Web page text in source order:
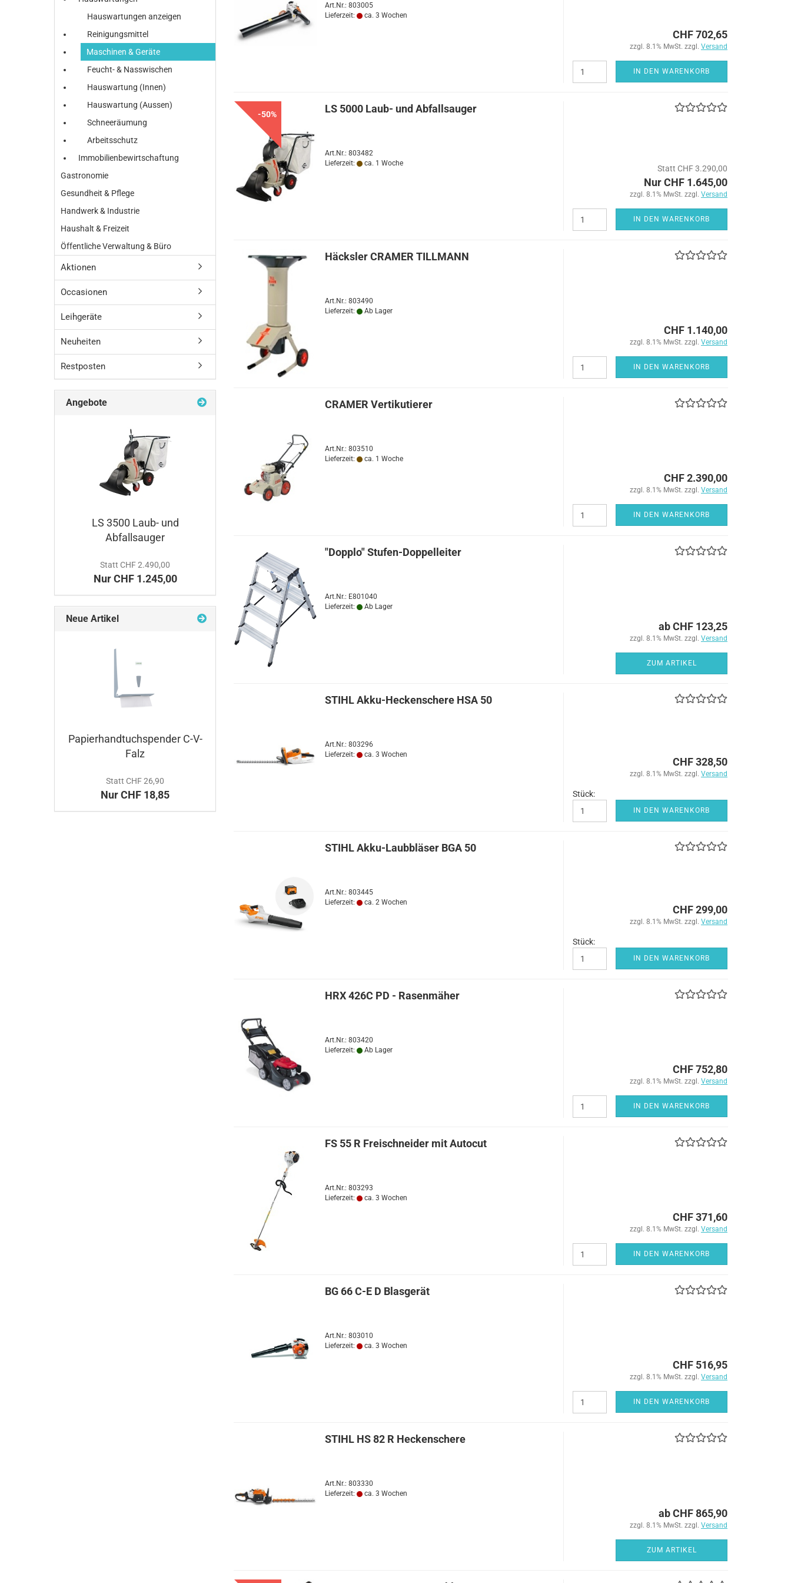
Art.Nr.: 803005
Lieferzeit:
ca. 3 Wochen
CHF 702,65
zzgl. 8.1% MwSt. zzgl. Versand
IN DEN WARENKORB
-50% LS 5000 Laub- und Abfallsauger
Art.Nr.: 803482
Lieferzeit:
ca. 1 Woche
Statt CHF 3.290,00
Nur CHF 1.645,00
zzgl. 8.1% MwSt. zzgl. Versand
IN DEN WARENKORB
Häcksler CRAMER TILLMANN
Art.Nr.: 803490
Lieferzeit:
Ab Lager
CHF 1.140,00
zzgl. 8.1% MwSt. zzgl. Versand
IN DEN WARENKORB
CRAMER Vertikutierer
Art.Nr.: 803510
Lieferzeit:
ca. 1 Woche
CHF 2.390,00
zzgl. 8.1% MwSt. zzgl. Versand
IN DEN WARENKORB
"Dopplo" Stufen-Doppelleiter
Art.Nr.: E801040
Lieferzeit:
Ab Lager
ab CHF 123,25
zzgl. 8.1% MwSt. zzgl. Versand
ZUM ARTIKEL
STIHL Akku-Heckenschere HSA 50
Art.Nr.: 803296
Lieferzeit:
ca. 3 Wochen
CHF 328,50
zzgl. 8.1% MwSt. zzgl. Versand
Stück:
IN DEN WARENKORB
STIHL Akku-Laubbläser BGA 50
Art.Nr.: 803445
Lieferzeit:
ca. 2 Wochen
CHF 299,00
zzgl. 8.1% MwSt. zzgl. Versand
Stück:
IN DEN WARENKORB
HRX 426C PD - Rasenmäher
Art.Nr.: 803420
Lieferzeit:
Ab Lager
CHF 752,80
zzgl. 8.1% MwSt. zzgl. Versand
IN DEN WARENKORB
FS 55 R Freischneider mit Autocut
Art.Nr.: 803293
Lieferzeit:
ca. 3 Wochen
CHF 371,60
zzgl. 8.1% MwSt. zzgl. Versand
IN DEN WARENKORB
BG 66 C-E D Blasgerät
Art.Nr.: 803010
Lieferzeit:
ca. 3 Wochen
CHF 516,95
zzgl. 8.1% MwSt. zzgl. Versand
IN DEN WARENKORB
STIHL HS 82 R Heckenschere
Art.Nr.: 803330
Lieferzeit:
ca. 3 Wochen
ab CHF 865,90
zzgl. 8.1% MwSt. zzgl. Versand
ZUM ARTIKEL
Hauswartungen anzeigen
Reinigungsmittel
Maschinen & Geräte
Feucht- & Nasswischen
Hauswartung (Innen)
Hauswartung (Aussen)
Schneeräumung
Arbeitsschutz
Immobilienbewirtschaftung
Gastronomie
Gesundheit & Pflege
Handwerk & Industrie
Haushalt & Freizeit
Öffentliche Verwaltung & Büro
Aktionen
Occasionen
Leihgeräte
Neuheiten
Restposten
Angebote
LS 3500 Laub- und
Abfallsauger
Statt CHF 2.490,00
Nur CHF 1.245,00
Neue Artikel
Papierhandtuchspender C-V-
Falz
Statt CHF 26,90
Nur CHF 18,85